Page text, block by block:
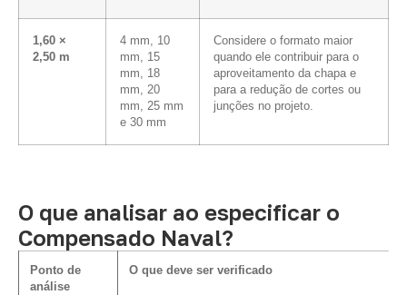
1,60 ×
2,50 m
4 mm, 10
mm, 15
mm, 18
mm, 20
mm, 25 mm
e 30 mm
Considere o formato maior
quando ele contribuir para o
aproveitamento da chapa e
para a redução de cortes ou
junções no projeto.
O que analisar ao especificar o
Compensado Naval?
Ponto de
análise
O que deve ser verificado